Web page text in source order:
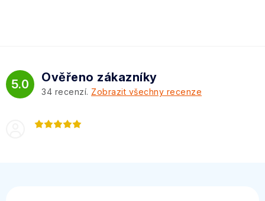
5.0 Ověřeno zákazníky
34 recenzí. Zobrazit všechny recenze